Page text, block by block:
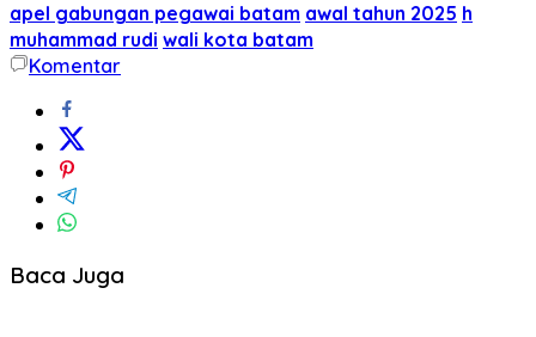
apel gabungan pegawai batam awal tahun 2025 h
muhammad rudi wali kota batam
Komentar
Baca Juga